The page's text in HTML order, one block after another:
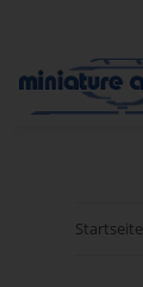
Startseite